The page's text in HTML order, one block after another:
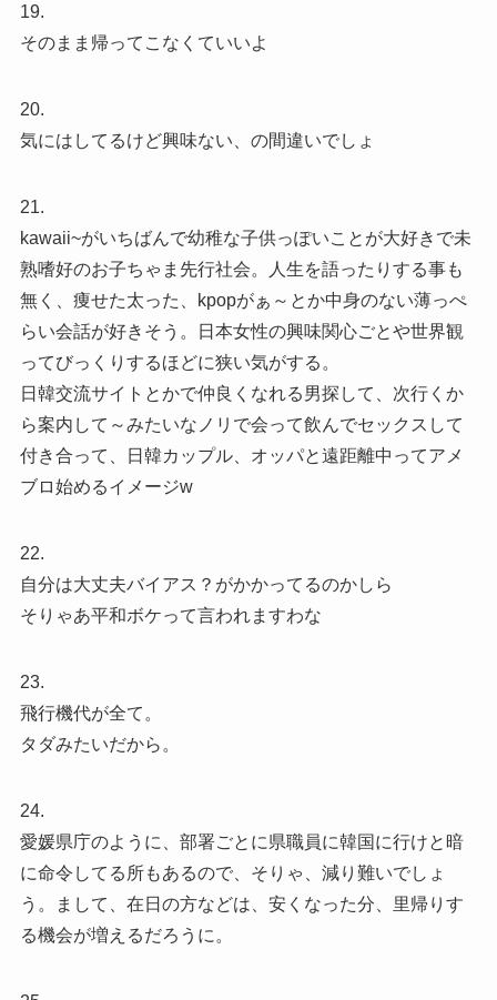
19.
そのまま帰ってこなくていいよ
20.
気にはしてるけど興味ない、の間違いでしょ
21.
kawaii~がいちばんで幼稚な子供っぽいことが大好きで未
熟嗜好のお子ちゃま先行社会。人生を語ったりする事も
無く、痩せた太った、kpopがぁ～とか中身のない薄っぺ
らい会話が好きそう。日本女性の興味関心ごとや世界観
ってびっくりするほどに狭い気がする。
日韓交流サイトとかで仲良くなれる男探して、次行くか
ら案内して～みたいなノリで会って飲んでセックスして
付き合って、日韓カップル、オッパと遠距離中ってアメ
ブロ始めるイメージw
22.
自分は大丈夫バイアス？がかかってるのかしら
そりゃあ平和ボケって言われますわな
23.
飛行機代が全て。
タダみたいだから。
24.
愛媛県庁のように、部署ごとに県職員に韓国に行けと暗
に命令してる所もあるので、そりゃ、減り難いでしょ
う。まして、在日の方などは、安くなった分、里帰りす
る機会が増えるだろうに。